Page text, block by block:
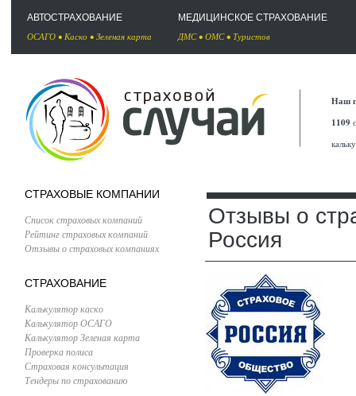
АВТОСТРАХОВАНИЕ
ОСАГО • Каско • Зеленая карта
МЕДИЦИНСКОЕ СТРАХОВАНИЕ
ДМС• ОМС• Туристов
Наш
1109
СТРАХОВЫЕ КОМПАНИИ
Список страховых компаний
Рейтинг страховых компаний
Отзывы о страховых компаниях
СТРАХОВАНИЕ
Калькулятор каско
Калькулятор ОСАГО
Калькулятор Зеленая карта
Проверка полиса
Страховая консультация
Тендеры по страхованию
Отзывы о
Россия